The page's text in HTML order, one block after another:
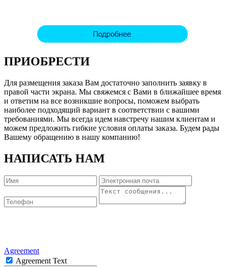
ПРИОБРЕСТИ
Для размещения заказа Вам достаточно заполнить заявку в
правой части экрана. Мы свяжемся с Вами в ближайшее время
и ответим на все возникшие вопросы, поможем выбрать
наиболее подходящий вариант в соответствии с вашими
требованиями. Мы всегда идем навстречу нашим клиентам и
можем предложить гибкие условия оплаты заказа. Будем рады
Вашему обращению в нашу компанию!
НАПИСАТЬ НАМ
Agreement
Agreement Text